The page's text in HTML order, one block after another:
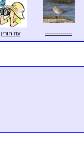
-------------- עוז חורין